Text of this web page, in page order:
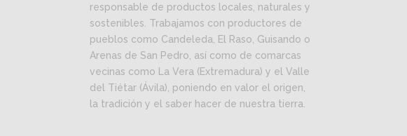
responsable de productos locales, naturales y
sostenibles. Trabajamos con productores de
pueblos como Candeleda, El Raso, Guisando o
Arenas de San Pedro, así como de comarcas
vecinas como La Vera (Extremadura) y el Valle
del Tiétar (Ávila), poniendo en valor el origen,
la tradición y el saber hacer de nuestra tierra.